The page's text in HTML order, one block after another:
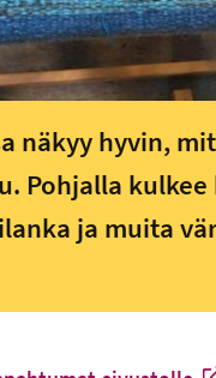
näkyy hyvin,
Pohjalla kulkee
ja muita